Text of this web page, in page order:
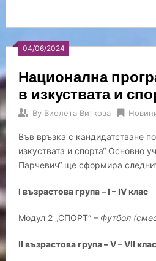
04/06/2024
Национална
в изкуствата и
By Виолета Виткова
Във връзка с кандидатстване
изкуствата и спорта“ Основно
Парчевич“ ще сформира
I възрастова група – I – IV клас
Модул 2 „СПОРТ“ – Футбол
II възрастова група – V – VII клас